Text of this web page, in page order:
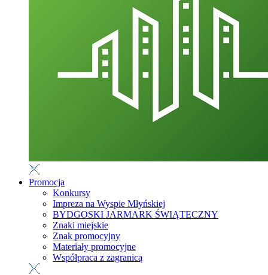
Promocja
Konkursy
Impreza na Wyspie Młyńskiej
BYDGOSKI JARMARK ŚWIĄTECZNY
Znaki miejskie
Znak promocyjny
Materiały promocyjne
Współpraca z zagranicą